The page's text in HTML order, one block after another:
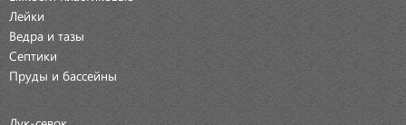
Лейки
Ведра и тазы
Септики
Пруды и бассейны
Лук-севок